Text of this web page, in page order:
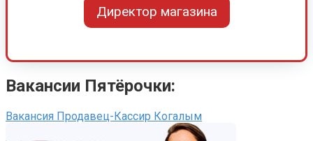
Директор магазина
Вакансии Пятёрочки:
Вакансия Продавец-Кассир Когалым